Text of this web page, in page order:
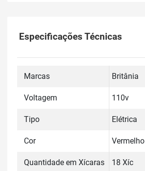
Especificações Técnicas
Marcas Britânia
Voltagem 110v
Tipo Elétrica
Cor Vermelho
Quantidade em Xícaras 18 Xíc